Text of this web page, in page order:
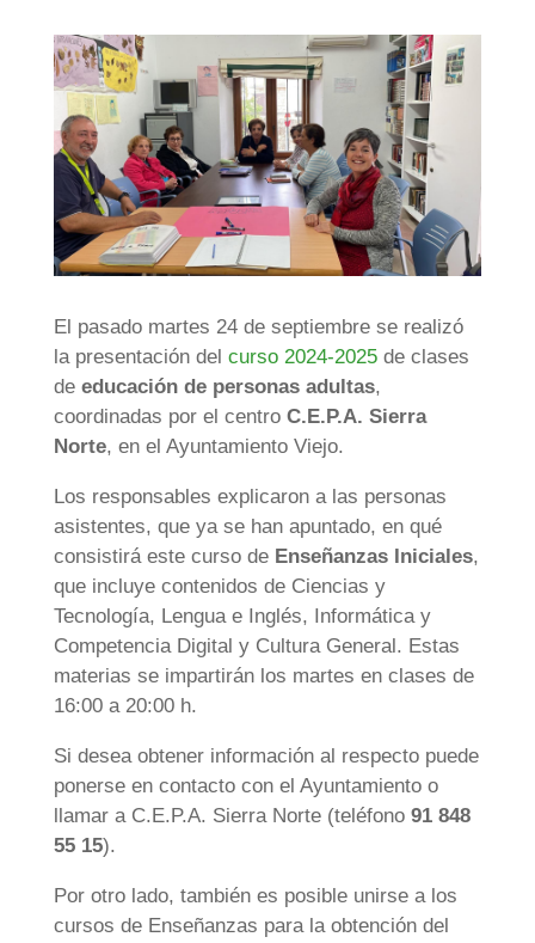
El pasado martes 24 de septiembre se realizó
la presentación del curso 2024-2025de clases
de educación de personas adultas,
coordinadas por el centro C.E.P.A. Sierra
Norte, en el Ayuntamiento Viejo.
Los responsables explicaron a las personas
asistentes, que ya se han apuntado, en qué
consistirá este curso de Enseñanzas Iniciales,
que incluye contenidos de Ciencias y
Tecnología, Lengua e Inglés, Informática y
Competencia Digital y Cultura General. Estas
materias se impartirán los martes en clases de
16:00 a 20:00 h.
Si desea obtener información al respecto puede
ponerse en contacto con el Ayuntamiento o
llamar a C.E.P.A. Sierra Norte (teléfono 91 848
55 15).
Por otro lado, también es posible unirse a los
cursos de Enseñanzas para la obtención del